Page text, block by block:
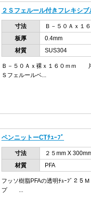
２Ｓフェルール付きフレキシ
寸法
Ｂ－５０Ａｘ１
板厚
0.4mm
材質
SUS304
Ｂ－５０Ａｘ裸ｘ１６０ｍｍ
Ｓフェルールベ...
ペンニットーCTﾁｭｰﾌﾞ
寸法
２５mm X
材質
PFA
フッソ樹脂PFAの透明ﾁｭｰﾌﾞ２５
プ ...